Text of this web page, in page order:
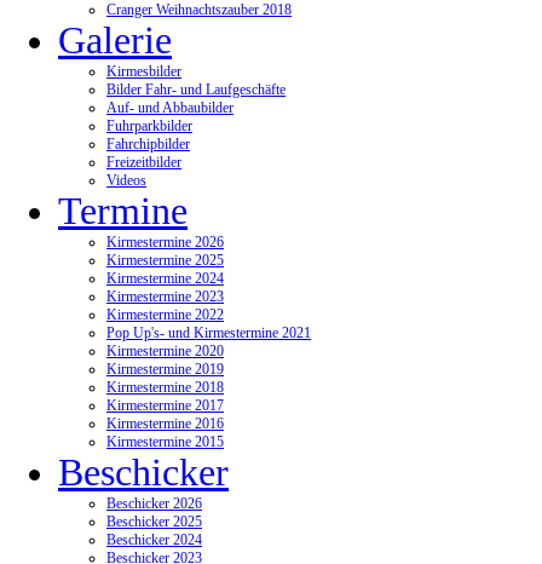
Cranger Weihnachtszauber 2018
Galerie
Kirmesbilder
Bilder Fahr- und Laufgeschäfte
Auf- und Abbaubilder
Fuhrparkbilder
Fahrchipbilder
Freizeitbilder
Videos
Termine
Kirmestermine 2026
Kirmestermine 2025
Kirmestermine 2024
Kirmestermine 2023
Kirmestermine 2022
Pop Up's- und Kirmestermine 2021
Kirmestermine 2020
Kirmestermine 2019
Kirmestermine 2018
Kirmestermine 2017
Kirmestermine 2016
Kirmestermine 2015
Beschicker
Beschicker 2026
Beschicker 2025
Beschicker 2024
Beschicker 2023